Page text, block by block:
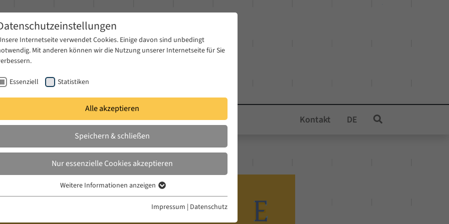
Publikationen Projekte News & Presse Kontakt DE
Internetseite verwendet Cookies. Einige davon sind unbedingt
Mit anderen können wir die Nutzung unserer Internetseite für Sie
Essenziell Statistiken
Alle akzeptieren
Speichern & schließen
Nur essenzielle Cookies akzeptieren
Essenzielle Cookies werden für grundlegende Funktionen der Webseite
Weitere Informationen anzeigen
Impressum | Datenschutz